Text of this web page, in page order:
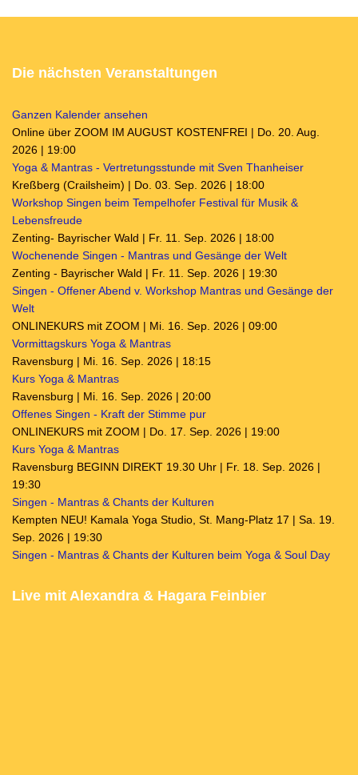
Die nächsten Veranstaltungen
Ganzen Kalender ansehen
Online über ZOOM IM AUGUST KOSTENFREI | Do. 20. Aug.
2026 | 19:00
Yoga & Mantras - Vertretungsstunde mit Sven Thanheiser
Kreßberg (Crailsheim) | Do. 03. Sep. 2026 | 18:00
Workshop Singen beim Tempelhofer Festival für Musik &
Lebensfreude
Zenting- Bayrischer Wald | Fr. 11. Sep. 2026 | 18:00
Wochenende Singen - Mantras und Gesänge der Welt
Zenting - Bayrischer Wald | Fr. 11. Sep. 2026 | 19:30
Singen - Offener Abend v. Workshop Mantras und Gesänge der
Welt
ONLINEKURS mit ZOOM | Mi. 16. Sep. 2026 | 09:00
Vormittagskurs Yoga & Mantras
Ravensburg | Mi. 16. Sep. 2026 | 18:15
Kurs Yoga & Mantras
Ravensburg | Mi. 16. Sep. 2026 | 20:00
Offenes Singen - Kraft der Stimme pur
ONLINEKURS mit ZOOM | Do. 17. Sep. 2026 | 19:00
Kurs Yoga & Mantras
Ravensburg BEGINN DIREKT 19.30 Uhr | Fr. 18. Sep. 2026 |
19:30
Singen - Mantras & Chants der Kulturen
Kempten NEU! Kamala Yoga Studio, St. Mang-Platz 17 | Sa. 19.
Sep. 2026 | 19:30
Singen - Mantras & Chants der Kulturen beim Yoga & Soul Day
Live mit Alexandra & Hagara Feinbier